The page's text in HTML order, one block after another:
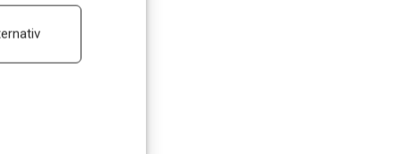
ALLTID AKTIV